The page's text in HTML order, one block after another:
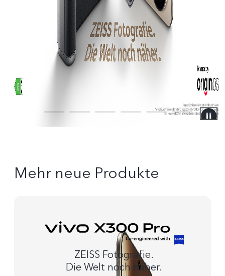
Mehr neue Produkte
ZEISS Fotografie.
Die Welt noch näher.